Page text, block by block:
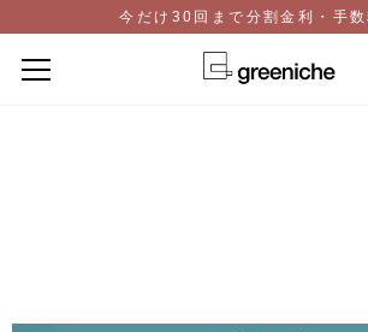
ッ
今だけ30回まで分割金利・手数